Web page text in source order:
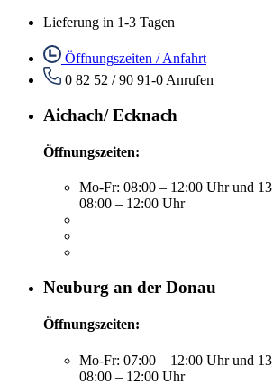
Lieferung in 1-3 Tagen
Öffnungszeiten / Anfahrt
0 82 52 / 90 91-0 Anrufen
Aichach/ Ecknach
Öffnungszeiten:
Mo-Fr: 08:00 – 12:00 Uhr und
08:00 – 12:00 Uhr
Neuburg an der Donau
Öffnungszeiten:
Mo-Fr: 07:00 – 12:00 Uhr und
08:00 – 12:00 Uhr